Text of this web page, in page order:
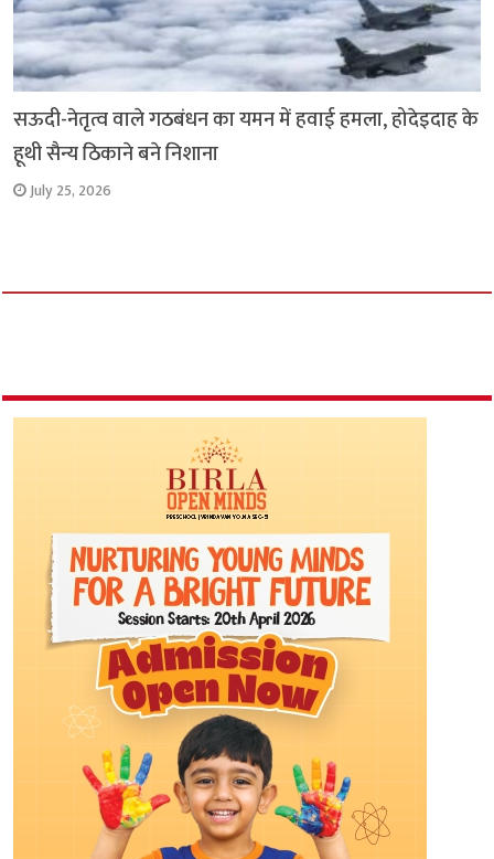
सऊदी-नेतृत्व वाले गठबंधन का यमन में हवाई हमला, होदेइदाह के
हूथी सैन्य ठिकाने बने निशाना
July 25, 2026